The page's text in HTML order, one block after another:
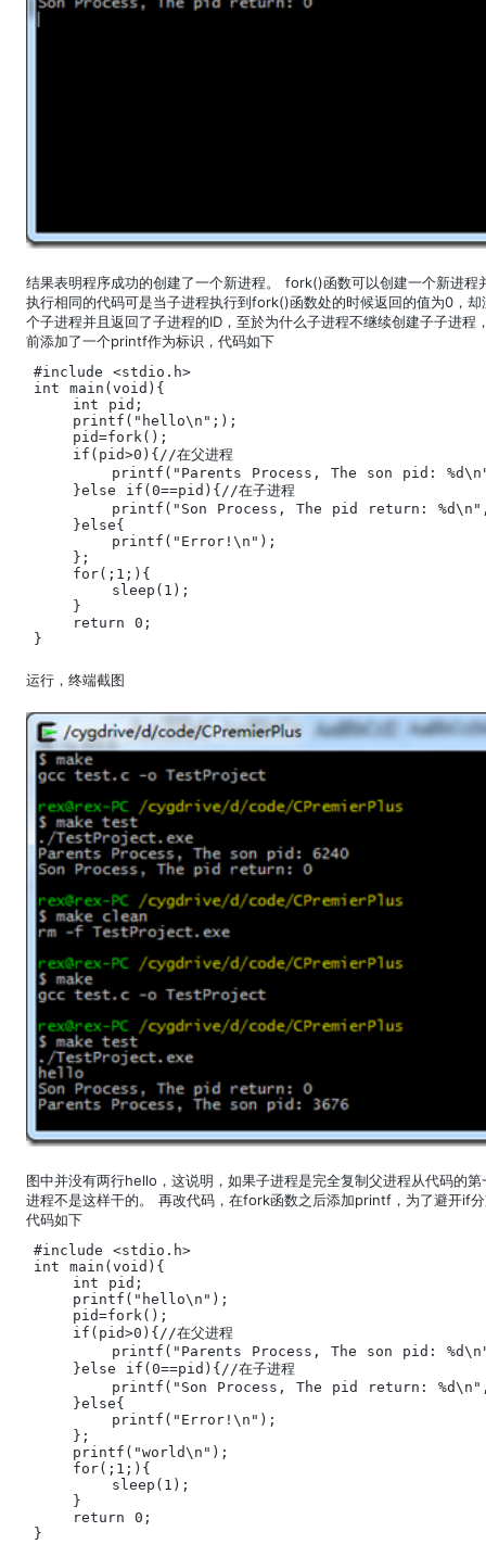
结果表明程序成功的创建了一个新进程。 fork()函数可以创建一个新进程
执行相同的代码可是当子进程执行到fork()函数处的时候返回的值为0，
个子进程并且返回了子进程的ID，至於为什么子进程不继续创建子子进
前添加了一个printf作为标识，代码如下
#include <stdio.h>
int main(void){
int pid;
printf("hello\n";);
pid=fork();
if(pid>0){//在父进程
printf("Parents Process, The son pid:
}else if(0==pid){//在子进程
printf("Son Process, The pid return:
}else{
printf("Error!\n");
};
for(;1;){
sleep(1);
}
return 0;
}
运行，终端截图
图中并没有两行hello，这说明，如果子进程是完全复制父进程从代码的
进程不是这样干的。 再改代码，在fork函数之后添加printf，为了避开if
代码如下
#include <stdio.h>
int main(void){
int pid;
printf("hello\n");
pid=fork();
if(pid>0){//在父进程
printf("Parents Process, The son pid:
}else if(0==pid){//在子进程
printf("Son Process, The pid return:
}else{
printf("Error!\n");
};
printf("world\n");
for(;1;){
sleep(1);
}
return 0;
}